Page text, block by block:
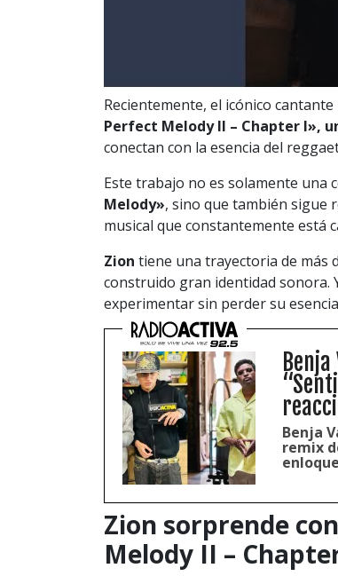
Recientemente, el icónico
Perfect Melody II – Chapter I»,
conectan con la esencia del
Este trabajo no es solamente una
Melody», sino que también sigue
musical que constantemente está
Zion tiene una trayectoria de más
construido gran identidad sonora.
experimentar sin perder su
Benja
remix
Zion sorprende
Melody II –